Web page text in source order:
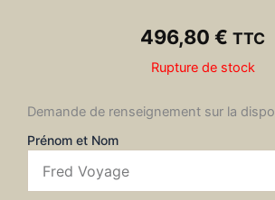
496,80 € TTC
Rupture de stock
Demande de renseignement sur la dispo
Prénom et Nom